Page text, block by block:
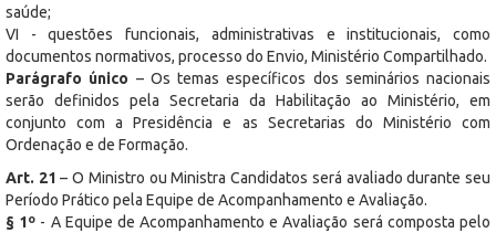
saúde;
VI - questões funcionais, administrativas e institucionais, como
documentos normativos, processo do Envio, Ministério Compartilhado.
Parágrafo único – Os temas específicos dos seminários nacionais
serão definidos pela Secretaria da Habilitação ao Ministério, em
conjunto com a Presidência e as Secretarias do Ministério com
Ordenação e de Formação.
Art. 21 – O Ministro ou Ministra Candidatos será avaliado durante seu
Período Prático pela Equipe de Acompanhamento e Avaliação.
§ 1º - A Equipe de Acompanhamento e Avaliação será composta pelo